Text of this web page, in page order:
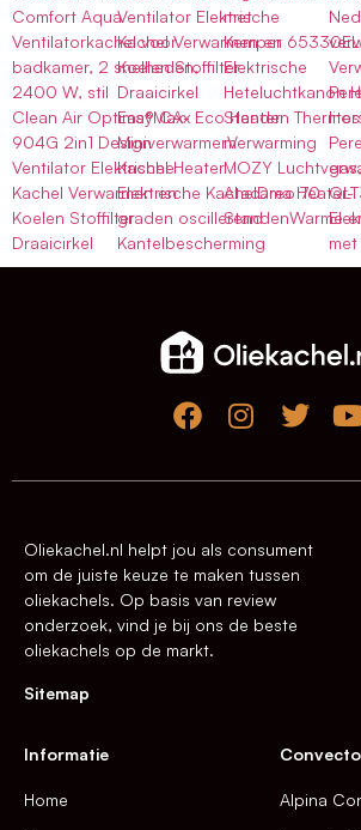
Comfort Aqua
Ventilatorkachel voor
badkamer, 2 snelheden,
2400 W, stil
Clean Air Optima® CA-
904G 2in1 Design
Ventilator Elektrische
Kachel Verwarmen en
Koelen Stoffilter
Draaicirkel
Ventilator Elektrische
Kachel Verwarmen en
Koelen Stoffilter
Draaicirkel
EasyMaxx Eco Heater
MiniverwarmerVerwarming
Kachel Heater
Elektrische KachelDreo 70
graden oscillerend
Kantelbescherming
met
Kemper 65330EL
Elektrische
Heteluchtkanon
Standen
m
MOZY
Atacama Heater-
StandenWarme
Oliekachel.nl helpt jou als consument
om de juiste keuze te maken tussen
oliekachels. Op basis van review
onderzoek, vind je bij ons de beste
oliekachels op de markt.
Sitemap
Informatie
Home Alpina